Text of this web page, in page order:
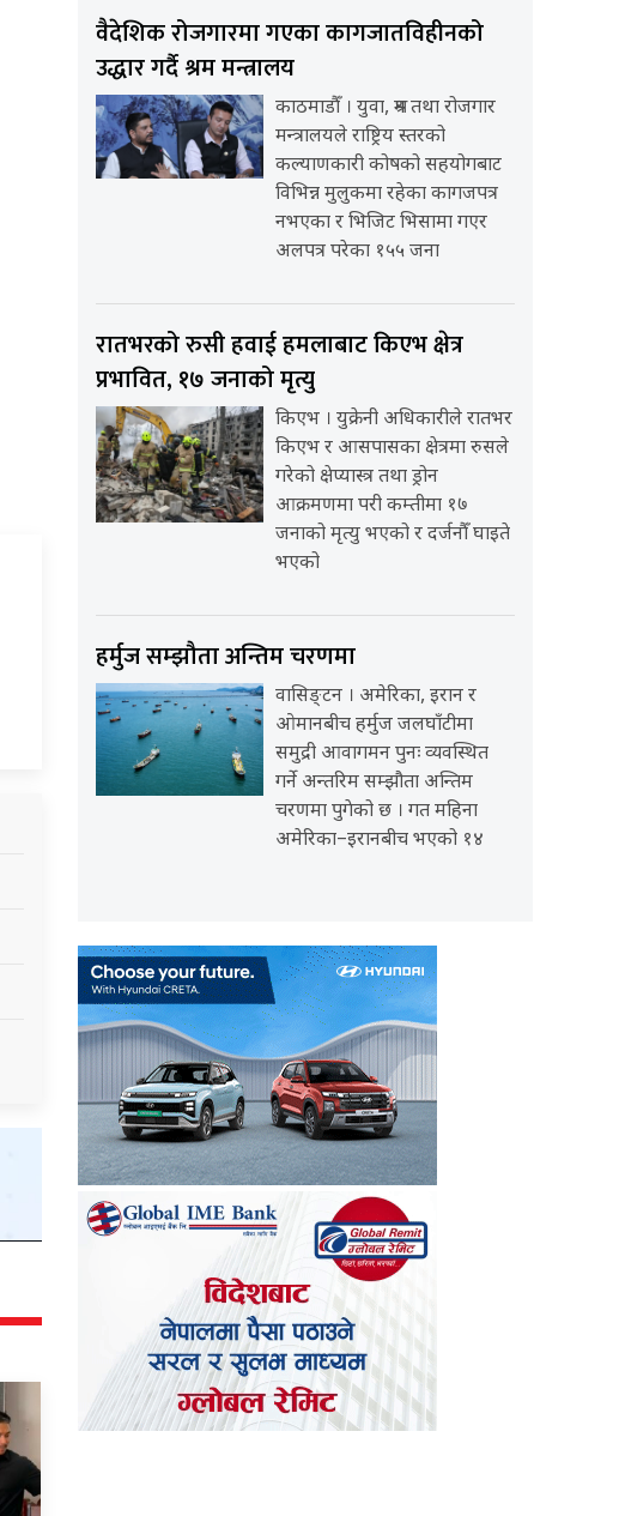
वैदेशिक रोजगारमा गएका कागजातविहीनको
उद्धार गर्दै श्रम मन्त्रालय
काठमाडौँ । युवा, श्रम तथा रोजगार
मन्त्रालयले राष्ट्रिय स्तरको
कल्याणकारी कोषको सहयोगबाट
विभिन्न मुलुकमा रहेका कागजपत्र
नभएका र भिजिट भिसामा गएर
अलपत्र परेका १५५ जना
रातभरको रुसी हवाई हमलाबाट किएभ क्षेत्र
प्रभावित, १७ जनाको मृत्यु
किएभ । युक्रेनी अधिकारीले रातभर
किएभ र आसपासका क्षेत्रमा रुसले
गरेको क्षेप्यास्त्र तथा ड्रोन
आक्रमणमा परी कम्तीमा १७
जनाको मृत्यु भएको र दर्जनौँ घाइते
भएको
हर्मुज सम्झौता अन्तिम चरणमा
वासिङ्टन । अमेरिका, इरान र
ओमानबीच हर्मुज जलघाँटीमा
समुद्री आवागमन पुनः व्यवस्थित
गर्ने अन्तरिम सम्झौता अन्तिम
चरणमा पुगेको छ । गत महिना
अमेरिका–इरानबीच भएको १४